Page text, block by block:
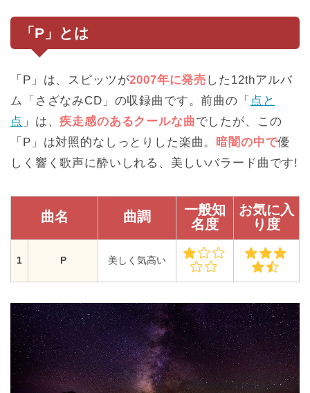
「P」とは
「P」は、スピッツが2007年に発売 した12thアルバ
ム「さざなみCD」の収録曲です。前曲の「 点と
点 」は、疾走感のあるクールな曲でしたが、この
「P」は対照的なしっとりした楽曲。 暗闇の中で優
しく響く歌声に酔いしれる、美しいバラード曲です!
曲名 曲調
一般知
名度
お気に入
り度
1 P 美しく気高い